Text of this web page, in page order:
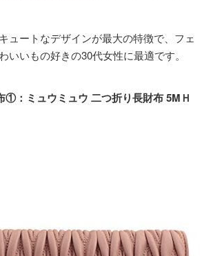
ュートなデザインが最大の特徴で、フェ
いいもの好きの30代女性に最適です。
①：ミュウミュウ 二つ折り長財布 5MＨ